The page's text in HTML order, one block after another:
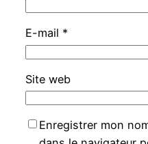
E-mail *
Site web
Enregistrer mon